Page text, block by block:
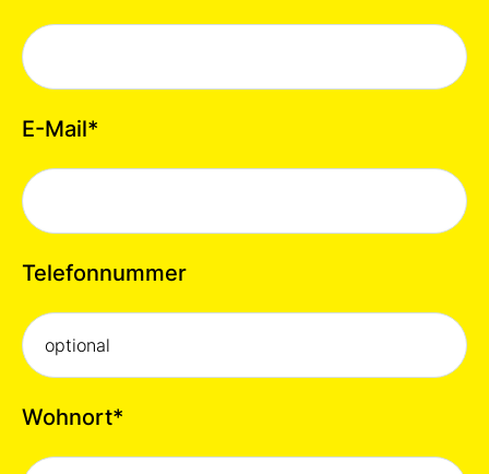
E-Mail*
Telefonnummer
Wohnort*